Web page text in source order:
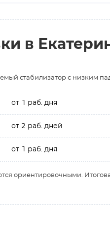
в
стабилизатор с низким
от 1 раб. дня
от 2 раб. дней
от 1 раб. дня
ориентировочными.